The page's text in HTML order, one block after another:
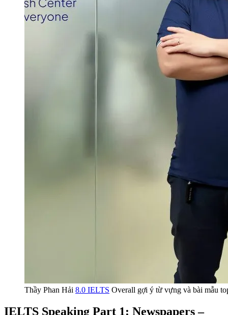
Thầy Phan Hải 8.0 IELTS Overall gợi ý từ vựng và bài mẫu
IELTS Speaking Part 1: Newspapers –